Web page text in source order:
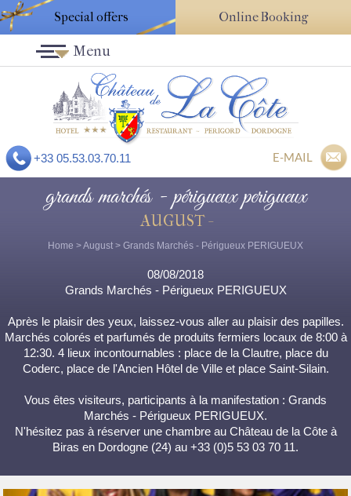
Special offers Online Booking
+33 05.53.03.70.11 E-MAIL
Menu
grands marchés - périgueux perigueux
AUGUST -
Home >August > Grands Marchés - Périgueux PERIGUEUX
08/08/2018
Grands Marchés - Périgueux PERIGUEUX
Après le plaisir des yeux, laissez-vous aller au plaisir des papilles.
Marchés colorés et parfumés de produits fermiers locaux de 8:00 à
12:30. 4 lieux incontournables : place de la Clautre, place du
Coderc, place de l'Ancien Hôtel de Ville et place Saint-Silain.
Vous êtes visiteurs, participants à la manifestation : Grands
Marchés - Périgueux PERIGUEUX.
N'hésitez pas à réserver une chambre au Château de la Côte à
Biras en Dordogne (24) au +33 (0)5 53 03 70 11.